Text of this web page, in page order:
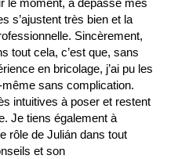
le moment, a dépassé mes
s’ajustent très bien et la
Sincèrement,
tout cela, c’est que, sans
en bricolage, j’ai pu les
sans complication.
intuitives à poser et restent
Je tiens également à
rôle de Julián dans tout
et son